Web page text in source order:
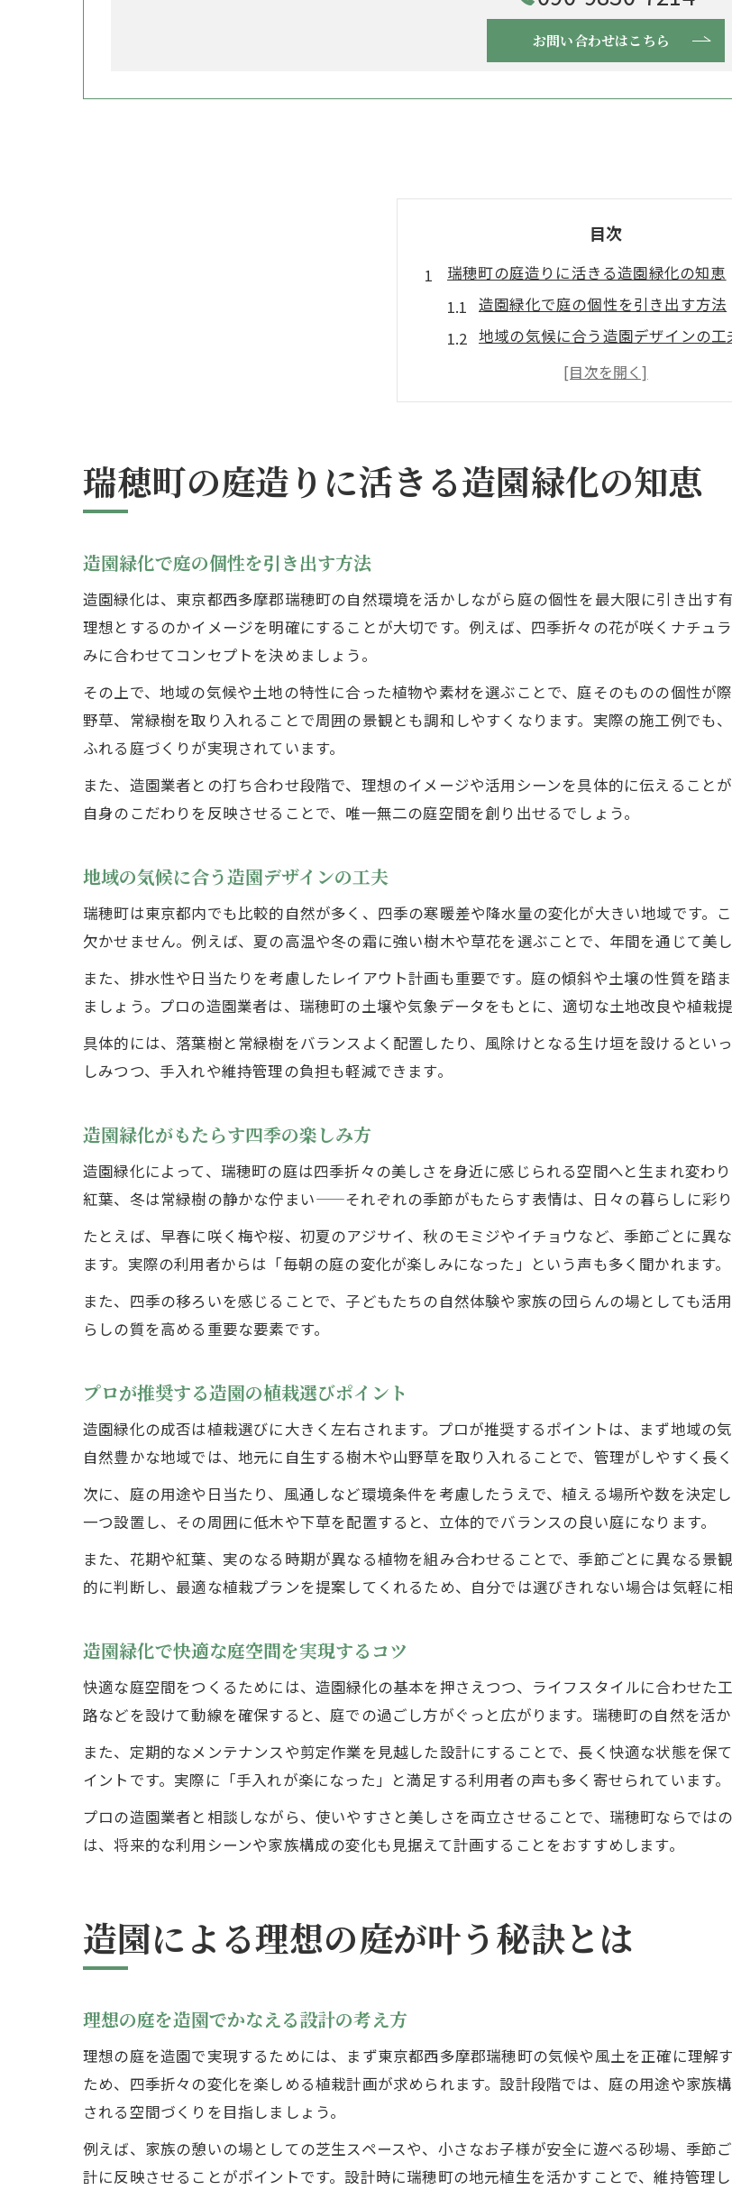
お問い合わせはこちら
目次
瑞穂町の庭造りに活きる造園緑化の知恵
造園緑化で庭の個性を引き出す方法
地域の気候に合う造園デザインの工
造園緑化がもたらす四季の楽しみ方
プロが推奨する造園の植栽選びポイ
造園による理想の庭が叶う秘訣とは
理想の庭を造園でかなえる設計の考
造園緑化が生み出す癒しの庭空間づ
造園で長く愛される庭に仕上げるコ
造園緑化で実現する自然との調和生
生態系を守る造園緑化の進め方
持続可能な造園緑化の取り組み方と
造園で生き物が集う庭をつくる方法
初心者が抑えたい造園のポイント解
造園選びで困らない業者の見極め方
造園緑化の失敗を防ぐためのコツ
ガーデニングを楽しむ造園設計のヒ
自宅を彩る造園のデザインアイデア集
造園緑化で和と洋を融合させるヒン
造園緑化で地域に貢献する庭づくり
コミュニティを育む造園緑化の効果
瑞穂町の庭造りに活きる造園緑化の知恵
造園緑化で庭の個性を引き出す方法
造園緑化は、東京都西多摩郡瑞穂町の自然環境を活かしながら庭の個性を最大限に引き出す
理想とするのかイメージを明確にすることが大切です。例えば、四季折々の花が咲くナチュ
みに合わせてコンセプトを決めましょう。
その上で、地域の気候や土地の特性に合った植物や素材を選ぶことで、庭そのものの個性が
野草、常緑樹を取り入れることで周囲の景観とも調和しやすくなります。実際の施工例でも
ふれる庭づくりが実現されています。
また、造園業者との打ち合わせ段階で、理想のイメージや活用シーンを具体的に伝えること
自身のこだわりを反映させることで、唯一無二の庭空間を創り出せるでしょう。
地域の気候に合う造園デザインの工夫
瑞穂町は東京都内でも比較的自然が多く、四季の寒暖差や降水量の変化が大きい地域です。
欠かせません。例えば、夏の高温や冬の霜に強い樹木や草花を選ぶことで、年間を通じて美
また、排水性や日当たりを考慮したレイアウト計画も重要です。庭の傾斜や土壌の性質を踏
ましょう。プロの造園業者は、瑞穂町の土壌や気象データをもとに、適切な土地改良や植栽提
具体的には、落葉樹と常緑樹をバランスよく配置したり、風除けとなる生け垣を設けるとい
しみつつ、手入れや維持管理の負担も軽減できます。
造園緑化がもたらす四季の楽しみ方
造園緑化によって、瑞穂町の庭は四季折々の美しさを身近に感じられる空間へと生まれ変わ
紅葉、冬は常緑樹の静かな佇まい——それぞれの季節がもたらす表情は、日々の暮らしに彩り
たとえば、早春に咲く梅や桜、初夏のアジサイ、秋のモミジやイチョウなど、季節ごとに異
ます。実際の利用者からは「毎朝の庭の変化が楽しみになった」という声も多く聞かれます。
また、四季の移ろいを感じることで、子どもたちの自然体験や家族の団らんの場としても活
らしの質を高める重要な要素です。
プロが推奨する造園の植栽選びポイント
造園緑化の成否は植栽選びに大きく左右されます。プロが推奨するポイントは、まず地域の
自然豊かな地域では、地元に自生する樹木や山野草を取り入れることで、管理がしやすく長く
次に、庭の用途や日当たり、風通しなど環境条件を考慮したうえで、植える場所や数を決定
一つ設置し、その周囲に低木や下草を配置すると、立体的でバランスの良い庭になります。
また、花期や紅葉、実のなる時期が異なる植物を組み合わせることで、季節ごとに異なる景
的に判断し、最適な植栽プランを提案してくれるため、自分では選びきれない場合は気軽に
造園緑化で快適な庭空間を実現するコツ
快適な庭空間をつくるためには、造園緑化の基本を押さえつつ、ライフスタイルに合わせた
路などを設けて動線を確保すると、庭での過ごし方がぐっと広がります。瑞穂町の自然を活
また、定期的なメンテナンスや剪定作業を見越した設計にすることで、長く快適な状態を保
イントです。実際に「手入れが楽になった」と満足する利用者の声も多く寄せられています。
プロの造園業者と相談しながら、使いやすさと美しさを両立させることで、瑞穂町ならでは
は、将来的な利用シーンや家族構成の変化も見据えて計画することをおすすめします。
造園による理想の庭が叶う秘訣とは
理想の庭を造園でかなえる設計の考え方
理想の庭を造園で実現するためには、まず東京都西多摩郡瑞穂町の気候や風土を正確に理解
ため、四季折々の変化を楽しめる植栽計画が求められます。設計段階では、庭の用途や家族
される空間づくりを目指しましょう。
例えば、家族の憩いの場としての芝生スペースや、小さなお子様が安全に遊べる砂場、季節
計に反映させることがポイントです。設計時に瑞穂町の地元植生を活かすことで、維持管理